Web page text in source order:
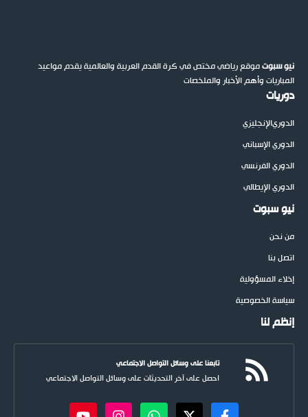
نيو سبوتموقع رياضي مختص في كرة القدم العربية والعالمية يقدم مواعيد
المباريات وأهم الأخبار والملخصات
دوريات
الدوريالإنجليزي
الدوري الإسباني
الدوري الفرنسي
الدوري الإيطالي
نيو سبوت
من نحن
اتصل بنا
إخلاء المسؤولية
سياسة الخصوصية
إنظم لنا
تابعنا على وسائل التواصل الاجتماعي
احصل على آخر التحديثات على وسائل التواصل الاجتماعي